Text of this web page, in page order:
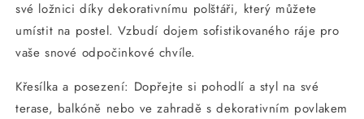
své ložnici díky dekorativnímu polštáři, který můžete
umístit na postel. Vzbudí dojem sofistikovaného ráje pro
vaše snové odpočinkové chvíle.
Křesílka a posezení: Dopřejte si pohodlí a styl na své
terase, balkóně nebo ve zahradě s dekorativním povlakem